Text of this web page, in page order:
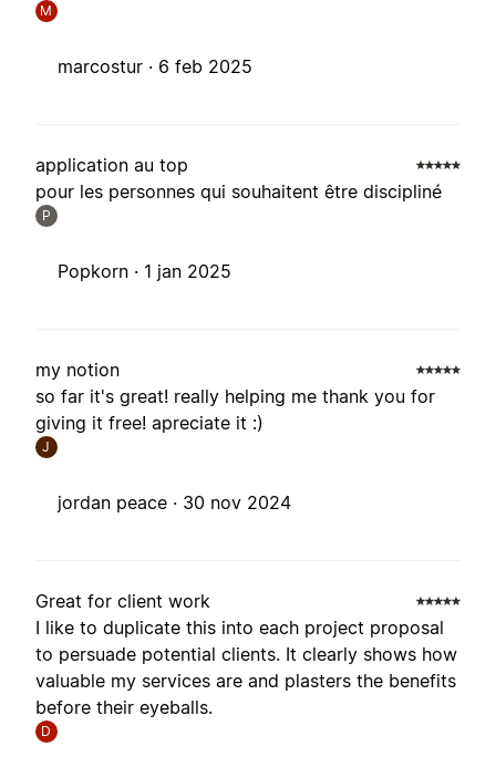
M
marcostur · 6 feb 2025
application au top
pour les personnes qui souhaitent être discipliné
P
Popkorn · 1 jan 2025
my notion
so far it's great! really helping me thank you for
giving it free! apreciate it :)
J
jordan peace · 30 nov 2024
Great for client work
I like to duplicate this into each project proposal
to persuade potential clients. It clearly shows how
valuable my services are and plasters the benefits
before their eyeballs.
D